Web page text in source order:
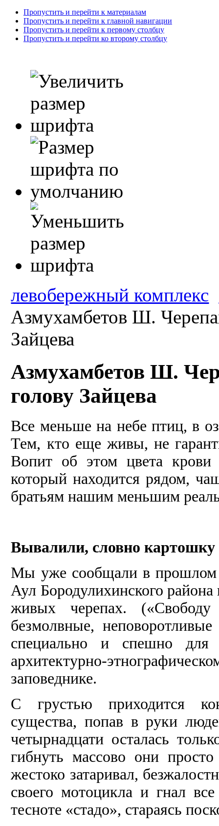
Пропустить и перейти к материалам
Пропустить и перейти к главной навигации
Пропустить и перейти к первому столбцу
Пропустить и перейти ко второму столбцу
левобережный комплекс
Азмухамбетов Ш.
Зайцева
Азмухамбетов Ш.
голову Зайцева
Все меньше на небе птиц, в
Тем, кто еще живы, не
Вопит об этом цвета крови
который находится рядом,
братьям нашим меньшим
Вывалили, словно картошку
Мы уже сообщали в прошлом
Аул Бородулихинского района
живых черепах. («Свободу
безмолвные,
специально и спешно для
архитектурно-
заповеднике.
С грустью приходится
существа, попав в руки
четырнадцати осталась
гибнуть массово они
жестоко затаривал,
своего мотоцикла и гнал
тесноте «стадо», стараясь